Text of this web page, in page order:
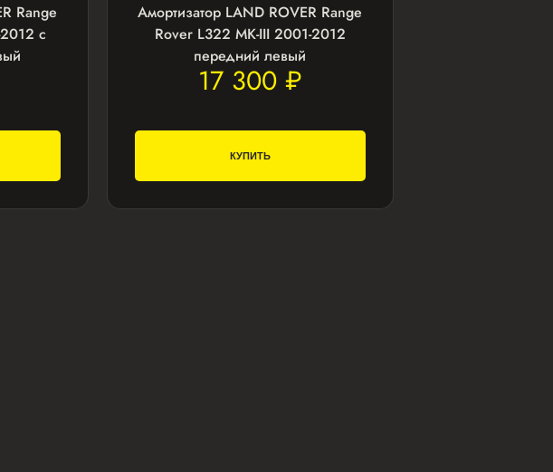
Range
с
Амортизатор LAND ROVER Range
Rover L322 MK-III 2001-2012
передний левый
17 300 ₽
КУПИТЬ